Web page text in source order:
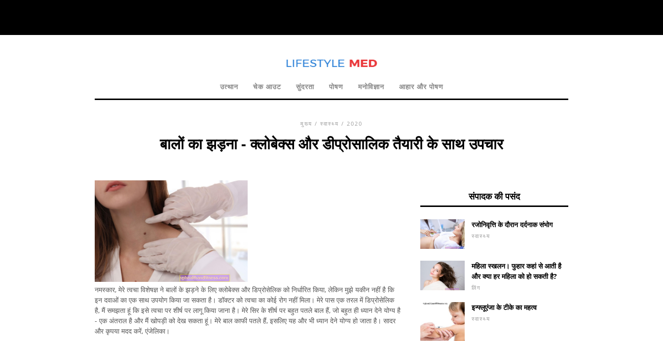
उत्थान चेक आउट सुंदरता पोषण मनोविज्ञान आहार और पोषण
मुख्य / स्वास्थ्य / 2020
बालों का झड़ना - क्लोबेक्स और डीप्रोसालिक तैयारी के साथ उपचार
नमस्कार, मेरे त्वचा विशेषज्ञ ने बालों के झड़ने के लिए क्लोबेक्स और डिप्रोसेलिक को निर्धारित किया, लेकिन मुझे यकीन नहीं है कि
इन दवाओं का एक साथ उपयोग किया जा सकता है। डॉक्टर को त्वचा का कोई रोग नहीं मिला। मेरे पास एक तरल में डिप्रोसेलिक
है, मैं समझता हूं कि इसे त्वचा पर शीर्ष पर लागू किया जाना है। मेरे सिर के शीर्ष पर बहुत पतले बाल हैं, जो बहुत ही ध्यान देने योग्य है
- एक अंतराल है और मैं खोपड़ी को देख सकता हूं। मेरे बाल काफी पतले हैं, इसलिए यह और भी ध्यान देने योग्य हो जाता है। सादर
और कृपया मदद करें, एंजेलिका।
संपादक की पसंद
रजोनिवृत्ति के दौरान दर्दनाक संभोग
स्वास्थ्य
महिला स्खलन। फुहार कहां से आती है
और क्या हर महिला को हो सकती है?
लिंग
इन्फ्लूएंजा के टीके का महत्व
स्वास्थ्य